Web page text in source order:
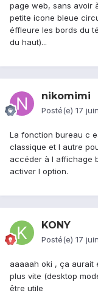
page web, sans avoir
petite icone bleue
éffleure les bords du
du haut)...
nikomimi
Posté(e) 17
La fonction bureau c
classique et l autre
accéder à l affichage
activer l option.
KONY
Posté(e) 17
aaaaah oki , ça aurait
plus vite (desktop
être utile